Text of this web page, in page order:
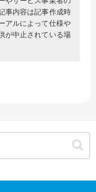
事内容は記事作成時
アルによって仕様や
が中止されている場